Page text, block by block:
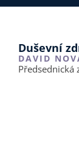
Duševní
DAVID
Předsednická